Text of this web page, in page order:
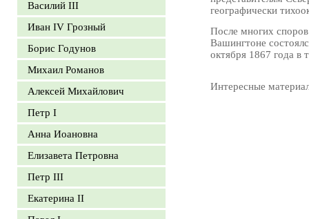
Василий III
Иван IV Грозный
Борис Годунов
Михаил Романов
Алексей Михайлович
Петр I
Анна Иоановна
Елизавета Петровна
Петр III
Екатерина II
географически
После многих
Вашингтоне
октября 1867 года
Интересные